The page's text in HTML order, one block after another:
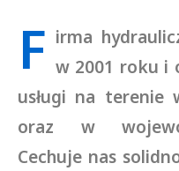
F irma
w 2001 roku i
usługi na terenie
oraz w
Cechuje nas